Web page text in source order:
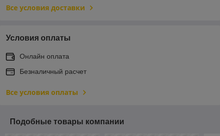
Все условия доставки
Условия оплаты
Онлайн оплата
Безналичный расчет
Все условия оплаты
Подобные товары компании